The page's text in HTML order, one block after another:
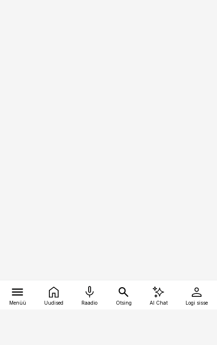
Menüü Uudised Raadio Otsing AI Chat Logi sisse